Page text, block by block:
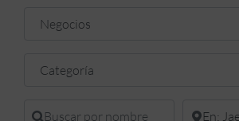
Seleccionar el formulario de
Categoría
Buscar por nombre En